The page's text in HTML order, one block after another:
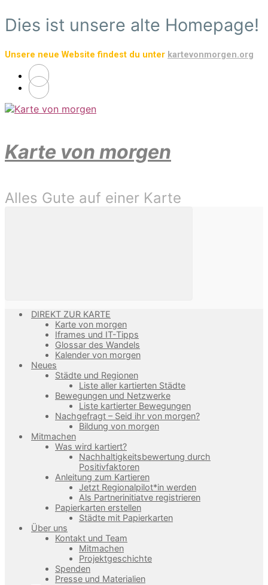
Zum
Hauptinhalt
Dies ist unsere alte Homepage!
Unsere neue Website findest du unter kartevonmorgen.org
Karte von morgen
Alles Gute auf einer Karte
DIREKT ZUR KARTE
Karte von morgen
Iframes und IT-Tipps
Glossar des Wandels
Kalender von morgen
Neues
Städte und Regionen
Liste aller kartierten Städte
Bewegungen und Netzwerke
Liste kartierter Bewegungen
Nachgefragt – Seid ihr von morgen?
Bildung von morgen
Mitmachen
Was wird kartiert?
Nachhaltigkeitsbewertung durch
Positivfaktoren
Anleitung zum Kartieren
Jetzt Regionalpilot*in werden
Als Partnerinitiatve registrieren
Papierkarten erstellen
Städte mit Papierkarten
Über uns
Kontakt und Team
Mitmachen
Projektgeschichte
Spenden
Presse und Materialien